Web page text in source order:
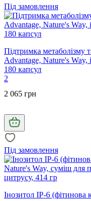
Під замовлення
Підтримка метаболізму
Advantage, Nature's Way,
180 капсул
2
2 065 грн
Під замовлення
Інозитол IP-6